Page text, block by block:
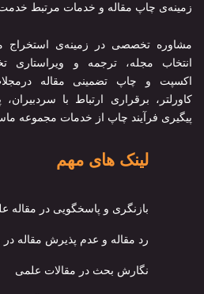
زمینه‌ی چاپ مقاله و خدمات مرتبط
مشاوره تخصصی در زمینه‌ی استخراج
انتخاب مجله، ترجمه و ویراستاری
اکسپت و چاپ تضمینی مقاله
کاورلتر، برقراری ارتباط با
پیگیری فرآیند چاپ از خدمات مجموعه
لینک های مهم
بازنگری و پاسخگویی در مقاله
رد مقاله و عدم پذیرش مقاله
نگارش بحث در مقالات علمی